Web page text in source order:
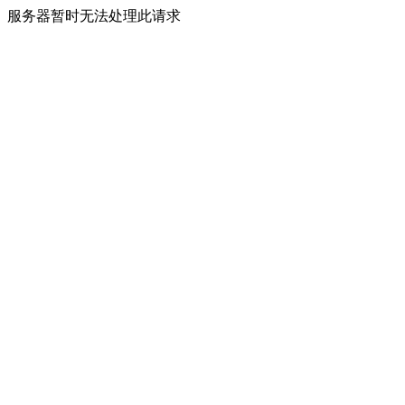
服务器暂时无法处理此请求